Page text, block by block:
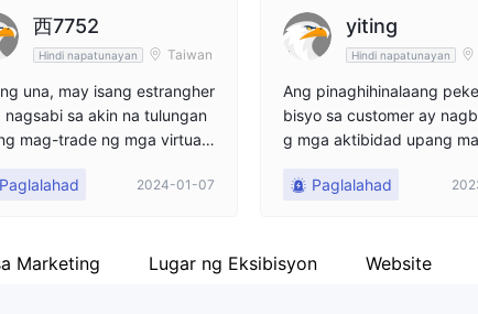
西7752
Hindi napatunayan Taiwan
una, may isang estrangher
nagsabi sa akin na tulungan
mag-trade ng mga virtual
ang pera, ngunit hin
ipinakita na ang bonus ay 16
Paglalahad 2024-01-07
yiting
Hindi napatunayan
Ang pinaghihinalaang
bisyo sa customer ay
g mga aktibidad upang
d, na naging sanhi ng
Paglalahad
Marketing Lugar ng Eksibisyon Website